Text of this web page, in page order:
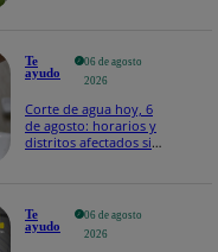
Te
ayudo
06 de agosto
2026
Corte de agua hoy, 6
de agosto: horarios y
distritos afectados sin
Te
ayudo
06 de agosto
2026